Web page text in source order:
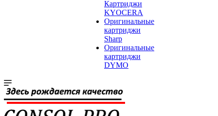
Картриджи
KYOCERA
Оригинальные
картриджи
Sharp
Оригинальные
картриджи
DYMO